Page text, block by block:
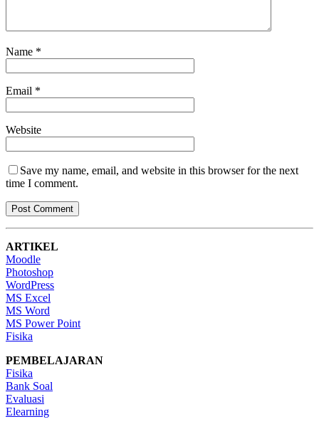
Name *
Email *
Website
Save my name, email, and website in this browser for the next
time I comment.
ARTIKEL
Moodle
Photoshop
WordPress
MS Excel
MS Word
MS Power Point
Fisika
PEMBELAJARAN
Fisika
Bank Soal
Evaluasi
Elearning